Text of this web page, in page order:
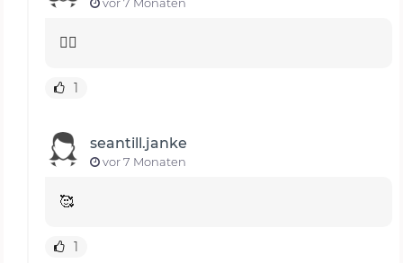
vor 7 Monaten
👍🏻
1
seantill.janke
vor 7 Monaten
🥰
1